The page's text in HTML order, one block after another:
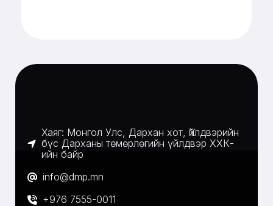
Хаяг: Монгол Улс, Дархан хот, Үйлдвэрийн
бүс Дарханы төмөрлөгийн үйлдвэр ХХК-
ийн байр
info@dmp.mn
+976 7555-0011